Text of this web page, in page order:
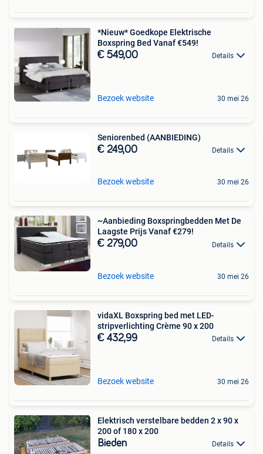
*Nieuw* Goedkope Elektrische
Boxspring Bed Vanaf €549!
€ 549,00 Details
Bezoek website 30 mei 26
Seniorenbed (AANBIEDING)
€ 249,00 Details
Bezoek website 30 mei 26
~Aanbieding Boxspringbedden Met De
Laagste Prijs Vanaf €279!
€ 279,00 Details
Bezoek website 30 mei 26
vidaXL Boxspring bed met LED-
stripverlichting Crème 90 x 200
€ 432,99 Details
Bezoek website 30 mei 26
Elektrisch verstelbare bedden 2 x 90 x
200 of 180 x 200
Bieden Details